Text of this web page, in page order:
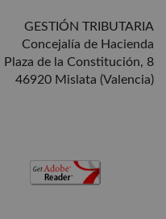
GESTIÓN TRIBUTARIA
Concejalía de Hacienda
Plaza de la Constitución, 8
46920 Mislata (Valencia)